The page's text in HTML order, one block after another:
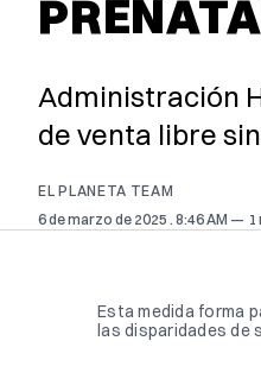
Administración
de venta libre
EL PLANETA TEAM
6 de marzo de 2025 . 8:46 AM
Esta medida forma
las disparidades de